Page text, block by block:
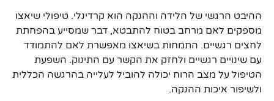
ההיבט הרגשי של הלידה וההנקה הוא קרדינלי. טיפולי שיאצו
מספקים לאם מרחב בטוח להתבטא, דבר שמסייע בהפחתת
לחצים רגשיים. התמחות בשיאצו מאפשרת לאם להתמודד
עם שינויים רגשיים ולחזק את הקשר עם התינוק. השפעת
הטיפול על מצב הרוח יכולה להוביל לעלייה בהרגשה הכללית
ולשיפור איכות ההנקה.